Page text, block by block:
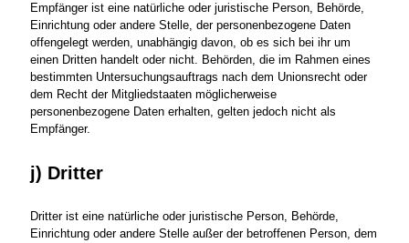
Empfänger ist eine natürliche oder juristische Person, Behörde,
Einrichtung oder andere Stelle, der personenbezogene Daten
offengelegt werden, unabhängig davon, ob es sich bei ihr um
einen Dritten handelt oder nicht. Behörden, die im Rahmen eines
bestimmten Untersuchungsauftrags nach dem Unionsrecht oder
dem Recht der Mitgliedstaaten möglicherweise
personenbezogene Daten erhalten, gelten jedoch nicht als
Empfänger.
j) Dritter
Dritter ist eine natürliche oder juristische Person, Behörde,
Einrichtung oder andere Stelle außer der betroffenen Person, dem